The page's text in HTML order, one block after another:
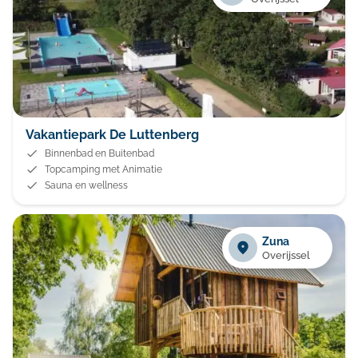
Vakantiepark De Luttenberg
Binnenbad en Buitenbad
Topcamping met Animatie
Sauna en wellness
Zuna
Overijssel